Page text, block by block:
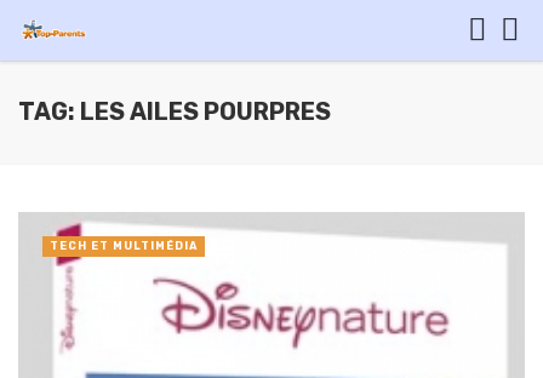
TAG: LES AILES POURPRES
TECH ET MULTIMÉDIA